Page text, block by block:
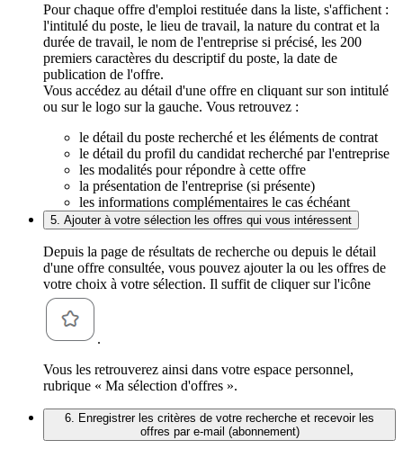
Pour chaque offre d'emploi restituée dans la liste, s'affichent :
l'intitulé du poste, le lieu de travail, la nature du contrat et la
durée de travail, le nom de l'entreprise si précisé, les 200
premiers caractères du descriptif du poste, la date de
publication de l'offre.
Vous accédez au détail d'une offre en cliquant sur son intitulé
ou sur le logo sur la gauche. Vous retrouvez :
le détail du poste recherché et les éléments de contrat
le détail du profil du candidat recherché par l'entreprise
les modalités pour répondre à cette offre
la présentation de l'entreprise (si présente)
les informations complémentaires le cas échéant
5. Ajouter à votre sélection les offres qui vous intéressent
Depuis la page de résultats de recherche ou depuis le détail
d'une offre consultée, vous pouvez ajouter la ou les offres de
votre choix à votre sélection. Il suffit de cliquer sur l'icône
.
Vous les retrouverez ainsi dans votre espace personnel,
rubrique « Ma sélection d'offres ».
6. Enregistrer les critères de votre recherche et recevoir les
offres par e-mail (abonnement)